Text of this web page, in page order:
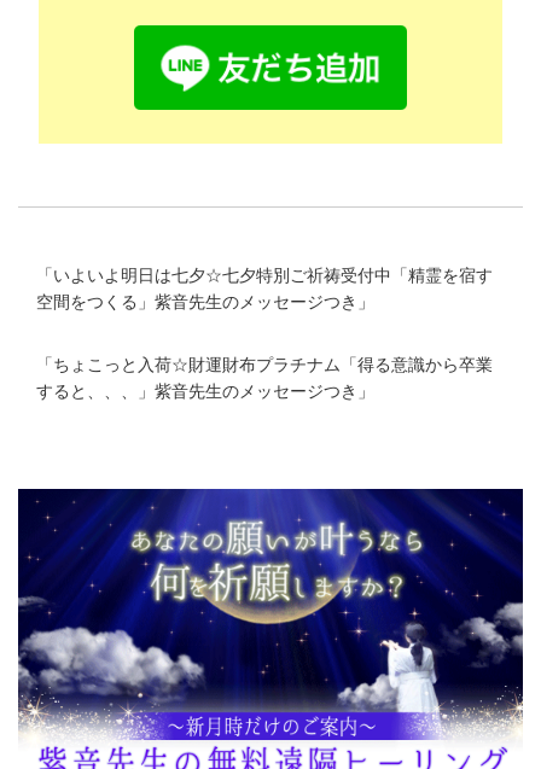
「いよいよ明日は七夕☆七夕特別ご祈祷受付中「精霊を宿す
空間をつくる」紫音先生のメッセージつき 」
「ちょこっと入荷☆財運財布プラチナム「得る意識から卒業
すると、、、」紫音先生のメッセージつき 」